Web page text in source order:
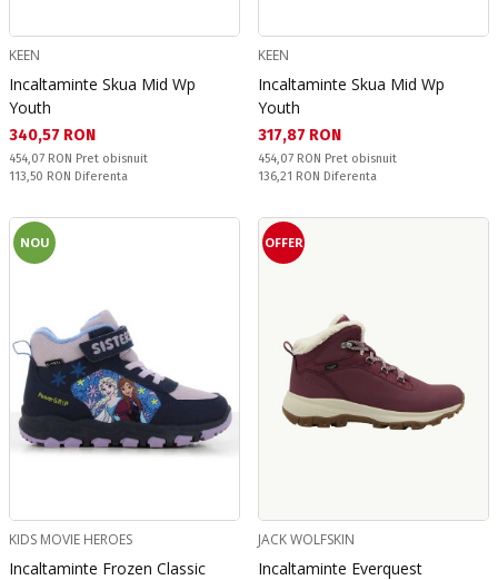
KEEN
Incaltaminte Skua Mid Wp
Youth
Текуща цена:
340,57 RON
Pret obisnuit:
454,07 RON Pret obisnuit
Спестявате:
113,50 RON Diferenta
KEEN
Incaltaminte Skua Mid Wp
Youth
Текуща цена:
317,87 RON
Pret obisnuit:
454,07 RON Pret obisnuit
Спестявате:
136,21 RON Diferenta
NOU
KIDS MOVIE HEROES
Incaltaminte Frozen Classic
OFFER
JACK WOLFSKIN
Incaltaminte Everquest